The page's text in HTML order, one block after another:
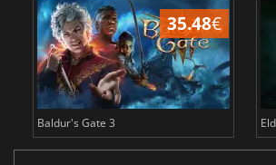
35.48€
Baldur's Gate 3